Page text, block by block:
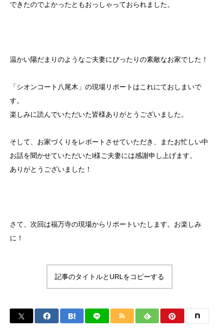
できたのでよかったともおっしゃっておられました。
温かい陽だまりのようなご夫妻にぴったりの素敵なお家でした！
「シオンコート八尾木」の現場リポートはこれにておしまいで
す。
楽しみに読んでいただいた皆様ありがとうございました。
そして、お家づくりをレポートさせていただき、またお忙しい中
お話を聞かせていただいたI様ご夫妻には感謝申し上げます。
ありがとうございました！
さて、次回は福万寺の現場からリポートいたします。お楽しみ
に！
記事のタイトルとURLをコピーする